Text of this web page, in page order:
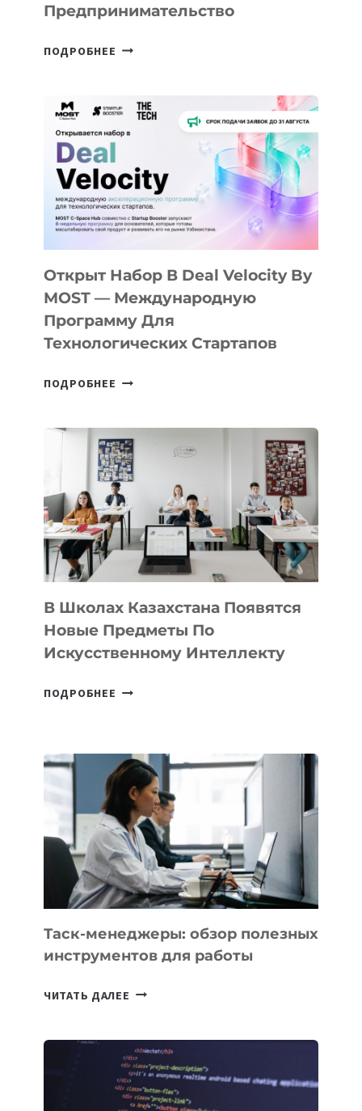
Предпринимательство
ПОДРОБНЕЕ ОТ
АЛМАТЫ:
КАК
AI
YOUTH
CAMP
ДАЛ
30
ПОДРОСТКАМ
БИЛЕТ
В
ПРЕДПРИНИМАТЕЛЬСТВО
Открыт Набор В Deal Velocity By
MOST — Международную
Программу Для
Технологических Стартапов
ПОДРОБНЕЕ ОТКРЫТ
DEAL
VELOCITY
BY
MOST
—
МЕЖДУНАРОДНУЮ
ПРОГРАММУ
ДЛЯ
ТЕХНОЛОГИЧЕСКИХ
В Школах Казахстана Появятся
Новые Предметы По
Искусственному Интеллекту
ПОДРОБНЕЕ
НОВЫЕ
ПРЕДМЕТЫ
ПО
ИСКУССТВЕННОМУ
ИНТЕЛЛЕКТУ
Таск-менеджеры: обзор полезных
инструментов для работы
ЧИТАТЬ ДАЛЕЕ ТАСК-
ПОЛЕЗНЫХ
ИНСТРУМЕНТОВ
ДЛЯ